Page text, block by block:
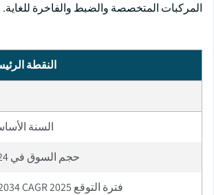
المركبات المتخصصة والضبط والفاخرة للغاية.
النقطة
السنة
حجم السوق في 2024
فترة التوقع 2025 to 2034 CAGR